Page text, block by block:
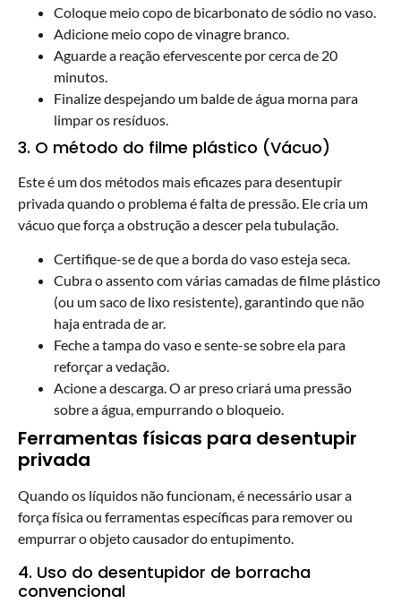
Coloque meio copo de bicarbonato de sódio no vaso.
Adicione meio copo de vinagre branco.
Aguarde a reação efervescente por cerca de 20
minutos.
Finalize despejando um balde de água morna para
limpar os resíduos.
3. O método do filme plástico (Vácuo)
Este é um dos métodos mais eficazes para desentupir
privada quando o problema é falta de pressão. Ele cria um
vácuo que força a obstrução a descer pela tubulação.
Certifique-se de que a borda do vaso esteja seca.
Cubra o assento com várias camadas de filme plástico
(ou um saco de lixo resistente), garantindo que não
haja entrada de ar.
Feche a tampa do vaso e sente-se sobre ela para
reforçar a vedação.
Acione a descarga. O ar preso criará uma pressão
sobre a água, empurrando o bloqueio.
Ferramentas físicas para desentupir
privada
Quando os líquidos não funcionam, é necessário usar a
força física ou ferramentas específicas para remover ou
empurrar o objeto causador do entupimento.
4. Uso do desentupidor de borracha
convencional